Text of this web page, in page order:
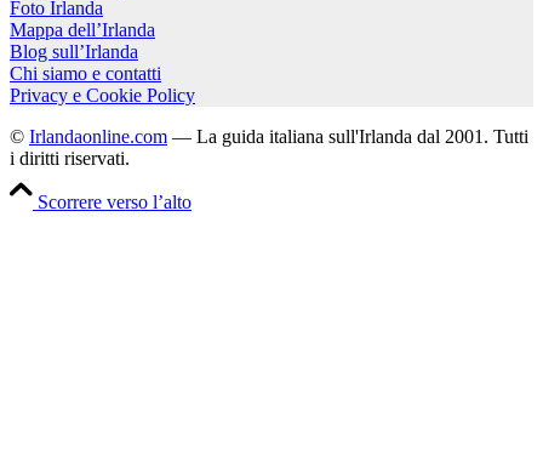
Foto Irlanda
Mappa dell’Irlanda
Blog sull’Irlanda
Chi siamo e contatti
Privacy e Cookie Policy
© Irlandaonline.com — La guida italiana sull'Irlanda dal 2001. Tutti
i diritti riservati.
Scorrere verso l’alto